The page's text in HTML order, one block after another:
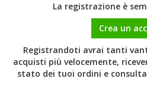
La registrazione è
Crea un
Registrandoti avrai tanti
acquisti più velocemente,
stato dei tuoi ordini e